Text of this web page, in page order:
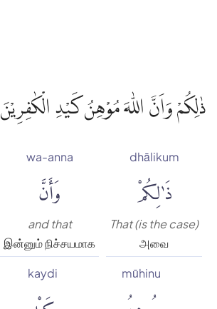
ذٰلِكُمْ وَاَنَّ اللّٰهَ مُوْهِنُ كَيْدِ الْكٰفِرِيْنَ
dhālikum
ذَٰلِكُمْ
That (is the case)
அவை
wa-anna
وَأَنَّ
and that
இன்னும் நிச்சயமாக
mūhinu
kaydi